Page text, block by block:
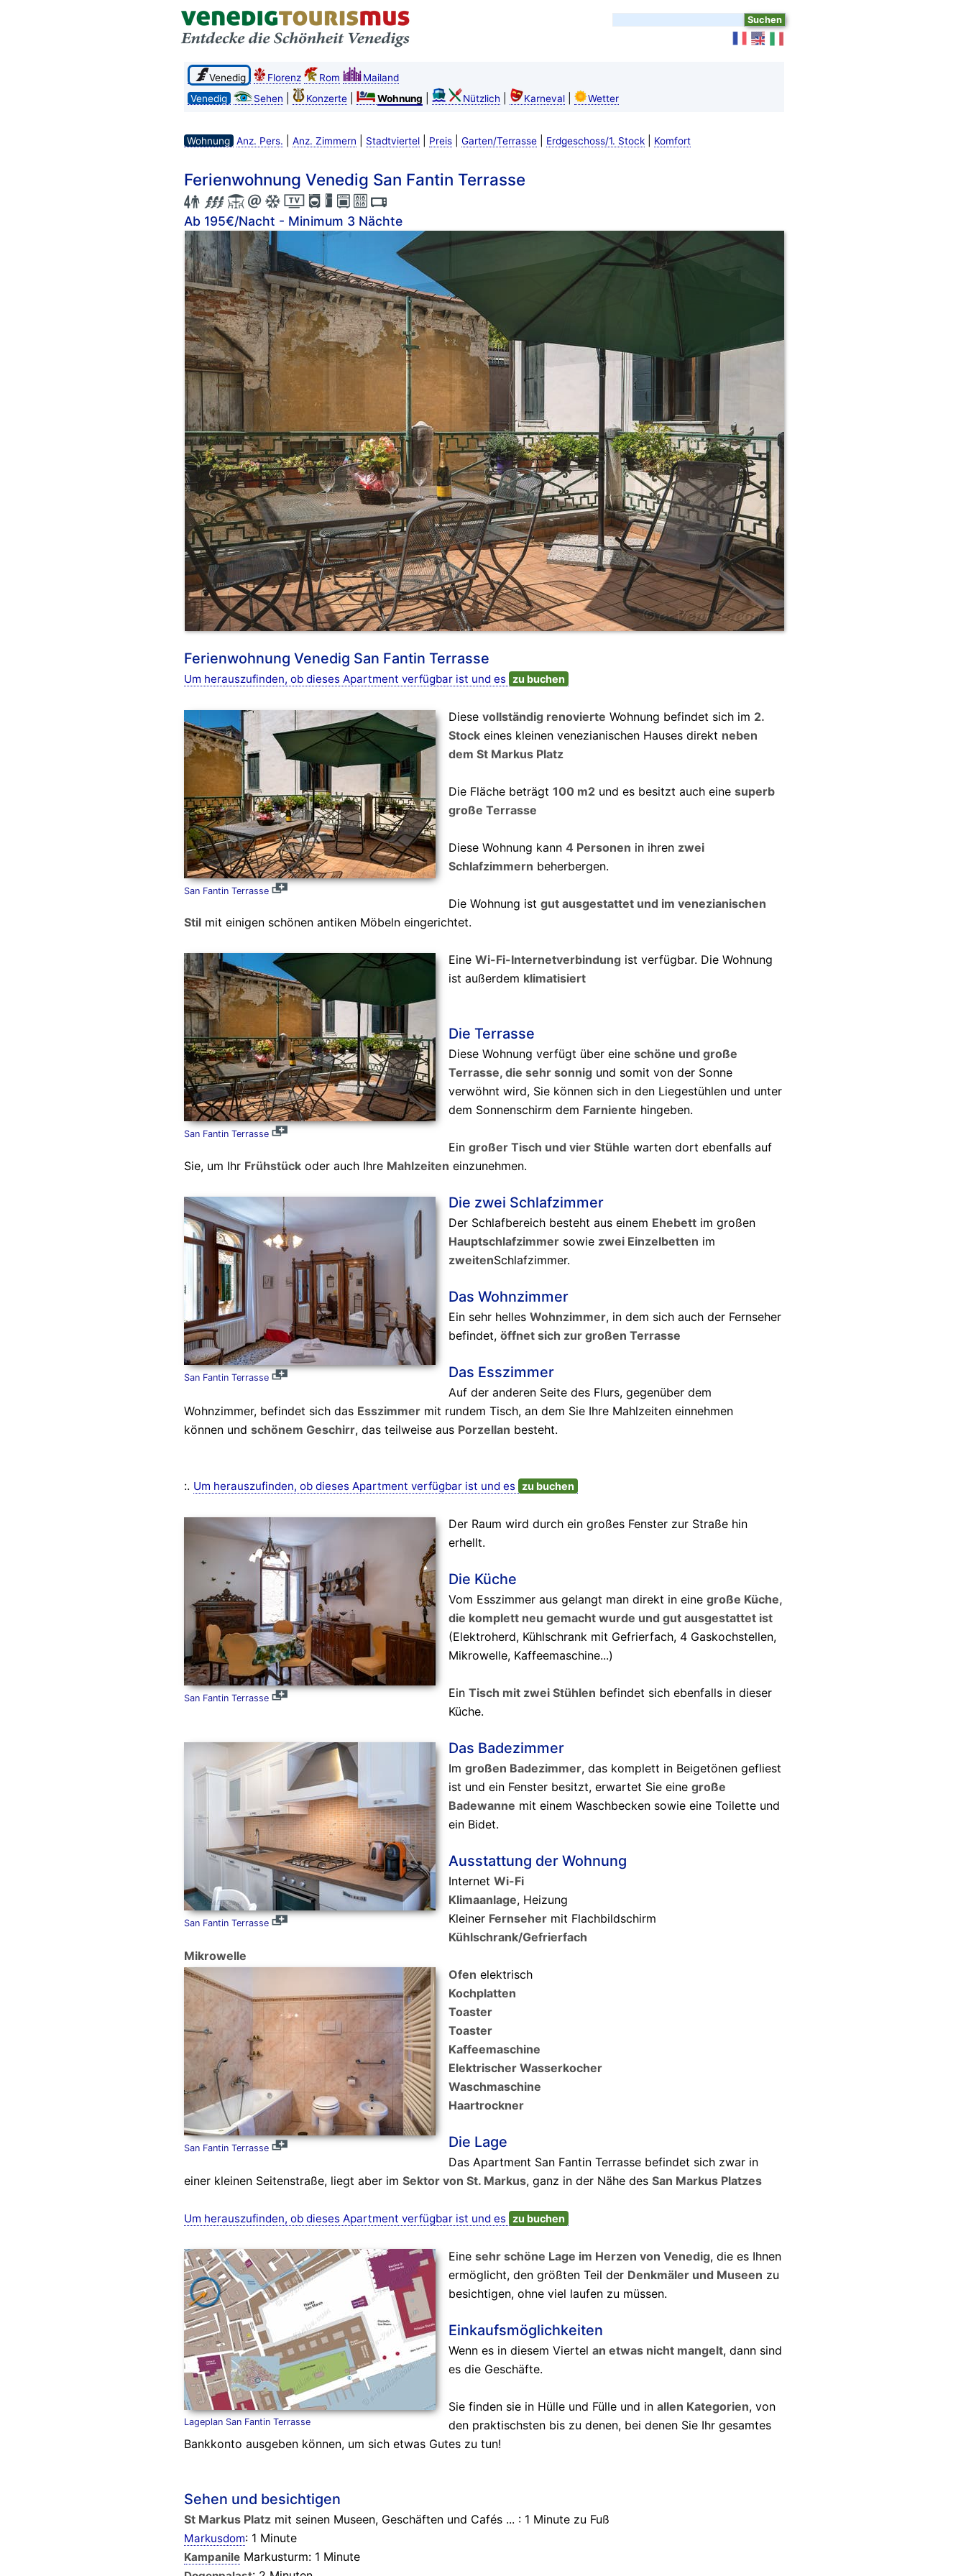
Venedig Florenz Rom
Mailand
Venedig
Sehen Konzerte| Wohnung Nützlich Karneval| Wetter
Wohnung Anz. Pers. Anz. Zimmern Stadtviertel| Preis| Garten/Terrasse| Erdgeschoss/1. Stock| Komfort
Ferienwohnung Venedig San Fantin Terrasse
Ab 195€/Nacht - Minimum 3 Nächte
Ferienwohnung Venedig San Fantin Terrasse
Um herauszufinden, ob dieses Apartment verfügbar ist und es zu buchen
San Fantin Terrasse
Diesevollständig renovierte Wohnung befindet sich im 2.
Stock eines kleinen venezianischen Hauses direkt neben
dem St Markus Platz
Die Fläche beträgt100 m2 und es besitzt auch einesuperb
große Terrasse
Diese Wohnung kann4 Personen in ihren zwei
Schlafzimmern beherbergen.
Die Wohnung istgut ausgestattet und im venezianischen
Stilmit einigen schönen antiken Möbeln eingerichtet.
San Fantin Terrasse
EineWi-Fi-Internetverbindung ist verfügbar. Die Wohnung
ist außerdem klimatisiert
Die Terrasse
Diese Wohnung verfügt über eineschöne und große
Terrasse, die sehr sonnig und somit von der Sonne
verwöhnt wird, Sie können sich in den Liegestühlen und unter
dem Sonnenschirm dem Farniente hingeben.
Eingroßer Tisch und vier Stühle warten dort ebenfalls auf
Sie, um Ihr Frühstückoder auch Ihre Mahlzeiten einzunehmen.
San Fantin Terrasse
Die zwei Schlafzimmer
Der Schlafbereich besteht aus einem Ehebett im großen
Hauptschlafzimmer sowie zwei Einzelbetten im
zweitenSchlafzimmer.
Das Wohnzimmer
Ein sehr hellesWohnzimmer, in dem sich auch der Fernseher
befindet,öffnet sich zur großen Terrasse
Das Esszimmer
Auf der anderen Seite des Flurs, gegenüber dem
Wohnzimmer, befindet sich das Esszimmermit rundem Tisch, an dem Sie Ihre Mahlzeiten einnehmen
können und schönem Geschirr, das teilweise aus Porzellan besteht.
:. Um herauszufinden, ob dieses Apartment verfügbar ist und es zu buchen
San Fantin Terrasse
Der Raum wird durch ein großes Fenster zur Straße hin
erhellt.
Die Küche
Vom Esszimmer aus gelangt man direkt in einegroße Küche,
die komplett neu gemacht wurde und gut ausgestattet ist
(Elektroherd, Kühlschrank mit Gefrierfach, 4 Gaskochstellen,
Mikrowelle, Kaffeemaschine...)
EinTisch mit zwei Stühlen befindet sich ebenfalls in dieser
Küche.
San Fantin Terrasse
Das Badezimmer
Imgroßen Badezimmer, das komplett in Beigetönen gefliest
ist und ein Fenster besitzt, erwartet Sie einegroße
Badewanne mit einem Waschbecken sowie eine Toilette und
ein Bidet.
Ausstattung der Wohnung
InternetWi-Fi
Klimaanlage, Heizung
Kleiner Fernseher mit Flachbildschirm
Kühlschrank/Gefrierfach
Mikrowelle
San Fantin Terrasse
Ofen elektrisch
Kochplatten
Toaster
Toaster
Kaffeemaschine
Elektrischer Wasserkocher
Waschmaschine
Haartrockner
Die Lage
Das Apartment San Fantin Terrasse befindet sich zwar in
einer kleinen Seitenstraße, liegt aber im Sektor von St. Markus, ganz in der Nähe des San Markus Platzes
Um herauszufinden, ob dieses Apartment verfügbar ist und es zu buchen
Lageplan San Fantin Terrasse
Einesehr schöne Lage im Herzen von Venedig, die es Ihnen
ermöglicht, den größten Teil der Denkmäler und Museen zu
besichtigen, ohne viel laufen zu müssen.
Einkaufsmöglichkeiten
Wenn es in diesem Viertelan etwas nicht mangelt, dann sind
es die Geschäfte.
Sie finden sie in Hülle und Fülle und inallen Kategorien, von
den praktischsten bis zu denen, bei denen Sie Ihr gesamtes
Bankkonto ausgeben können, um sich etwas Gutes zu tun!
Sehen und besichtigen
St Markus Platzmit seinen Museen, Geschäften und Cafés ... : 1 Minute zu Fuß
Markusdom: 1 Minute
KampanileMarkusturm: 1 Minute